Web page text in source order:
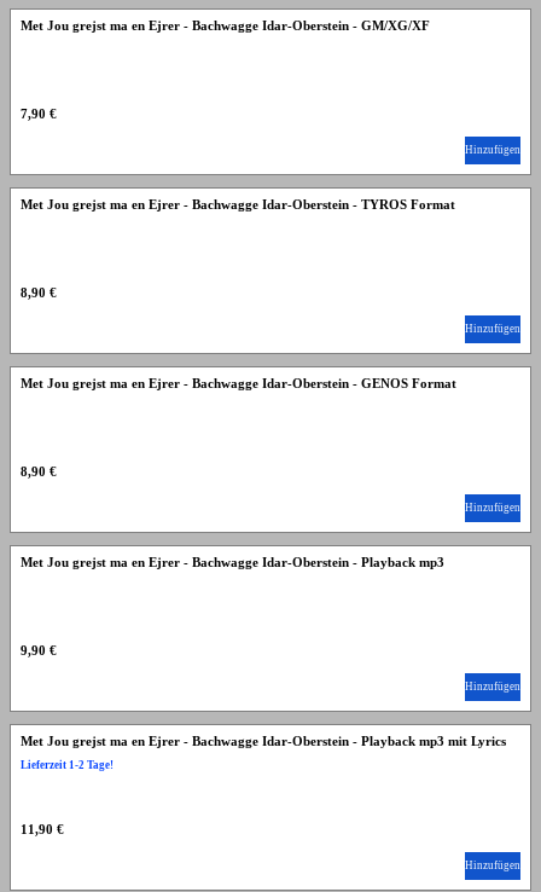
Met Jou grejst ma en Ejrer - Bachwagge Idar-Oberstein - GM/XG/XF
7,90 €
Hinzufügen
Met Jou grejst ma en Ejrer - Bachwagge Idar-Oberstein - TYROS Format
8,90 €
Hinzufügen
Met Jou grejst ma en Ejrer - Bachwagge Idar-Oberstein - GENOS Format
8,90 €
Hinzufügen
Met Jou grejst ma en Ejrer - Bachwagge Idar-Oberstein - Playback mp3
9,90 €
Hinzufügen
Met Jou grejst ma en Ejrer - Bachwagge Idar-Oberstein - Playback mp3 mit Lyrics
Lieferzeit 1-2 Tage!
11,90 €
Hinzufügen